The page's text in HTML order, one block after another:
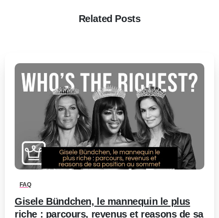
Related Posts
0 -
FAQ
Gisele Bündchen, le mannequin le plus
riche : parcours, revenus et reasons de sa